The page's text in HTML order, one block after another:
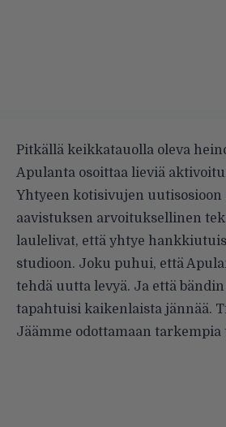
Pitkällä keikkatauolla oleva
Apulanta osoittaa lieviä
Yhtyeen kotisivujen
aavistuksen arvoituksellinen
laulelivat, että yhtye
studioon. Joku puhui, että
tehdä uutta levyä. Ja että
tapahtuisi kaikenlaista jännää.
Jäämme odottamaan tarkempia